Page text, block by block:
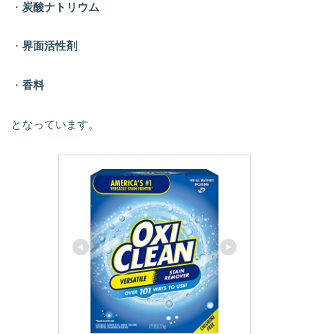
・ 炭酸ナトリウム
・ 界面活性剤
・ 香料
となっています。